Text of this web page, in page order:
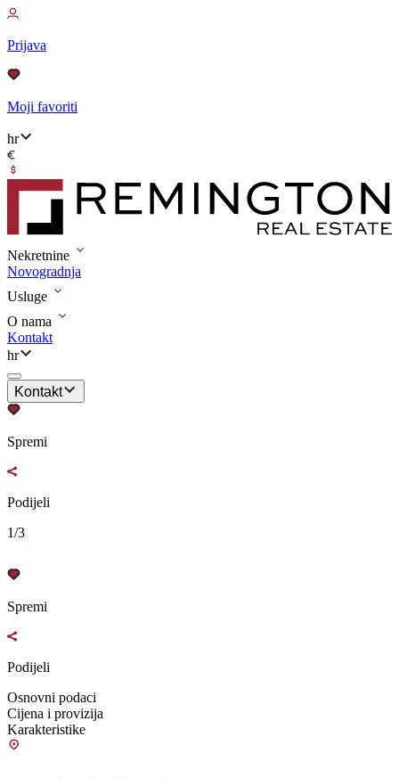
Prijava
Moji favoriti
hr
Nekretnine
Novogradnja
Usluge
O nama
Kontakt
hr
Kontakt
Spremi
Podijeli
1/3
Spremi
Podijeli
Osnovni podaci
Cijena i provizija
Karakteristike